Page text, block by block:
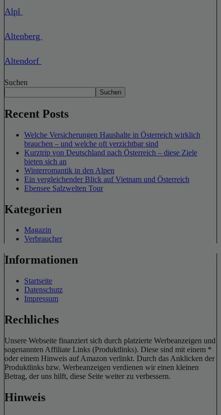
Alpl
Altenberg
Altendorf
Suchen
Suchen
Recent Posts
Welche Versicherungen Haushalte in Österreich wirklich
brauchen – und welche oft verzichtbar sind
Kurztrip von Deutschland nach Österreich – diese Ziele
bieten sich an
Winterromantik in den Alpen
Ein vergleichender Blick auf Vietnam und Österreich
Ebensee Salzwelten Tour
Kategorien
Magazin
Verbraucher
Informationen
Startseite
Datenschutz
Impressum
Rechliches
Unsere Webseite finanziert sich durch platzierte Werbeanzeigen und
sogenannten Affiliate Links (Produktlinks). Diese sind mit einem *
oder einem Hinweis auf Amazon verlinkt. Durch das Anklicken der
Produktlinks bzw. Werbeanzeigen verdienen wir einen kleinen
Betrag, der uns hilft, diese Seite weiter zu verbessern.
Hinweis